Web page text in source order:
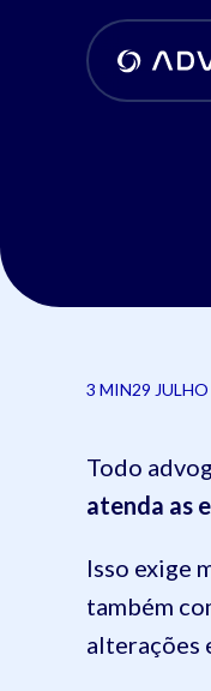
3 MIN29
Todo
atenda as
Isso exige
também
alterações